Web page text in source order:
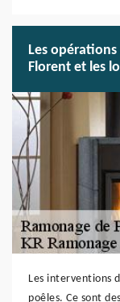
Les
Florent et les
Les interventions
poêles. Ce sont